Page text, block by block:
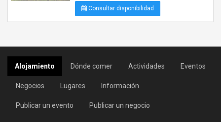
Consultar disponibilidad
Alojamiento Dónde comer Actividades Eventos
Negocios Lugares Información
Publicar un evento Publicar un negocio